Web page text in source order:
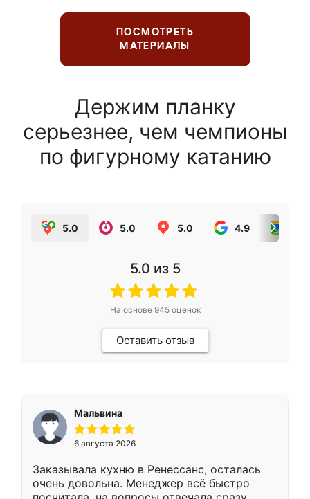
ПОСМОТРЕТЬ
МАТЕРИАЛЫ
Держим планку
серьезнее, чем чемпионы
по фигурному катанию
5.0 5.0 5.0 4.9
5.0 из 5
На основе 945оценок
Оставить отзыв
Мальвина
6 августа 2026
Заказывала кухню в Ренессанс, осталась
очень довольна. Менеджер всё быстро